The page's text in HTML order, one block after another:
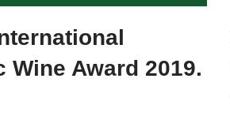
Wine Award 2019.